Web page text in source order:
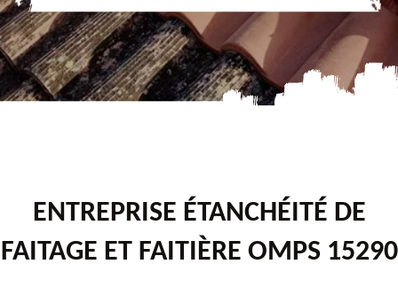
ENTREPRISE ÉTANCHÉITÉ DE
FAITAGE ET FAITIÈRE OMPS 15290